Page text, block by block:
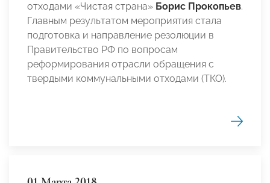
отходами «Чистая страна» Борис Прокопьев.
Главным результатом мероприятия стала
подготовка и направление резолюции в
Правительство РФ по вопросам
реформирования отрасли обращения с
твердыми коммунальными отходами (ТКО).